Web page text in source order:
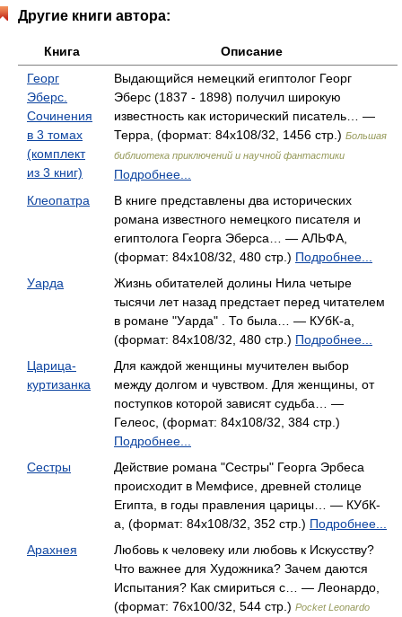
Другие книги автора:
Книга
Описание
Георг
Эберс.
Сочинения
в 3 томах
(комплект
из 3 книг)
Выдающийся немецкий египтолог Георг
Эберс (1837 - 1898) получил широкую
известность как исторический писатель… —
Терра, (формат: 84x108/32, 1456 стр.) Большая
библиотека приключений и научной фантастики
Подробнее...
Клеопатра
В книге представлены два исторических
романа известного немецкого писателя и
египтолога Георга Эберса… — АЛЬФА,
(формат: 84x108/32, 480 стр.) Подробнее...
Уарда
Жизнь обитателей долины Нила четыре
тысячи лет назад предстает перед читателем
в романе "Уарда" . То была… — КУбК-а,
(формат: 84x108/32, 480 стр.) Подробнее...
Царица-
куртизанка
Для каждой женщины мучителен выбор
между долгом и чувством. Для женщины, от
поступков которой зависят судьба… —
Гелеос, (формат: 84x108/32, 384 стр.)
Подробнее...
Сестры
Действие романа "Сестры" Георга Эрбеса
происходит в Мемфисе, древней столице
Египта, в годы правления царицы… — КУбК-
а, (формат: 84x108/32, 352 стр.) Подробнее...
Арахнея
Любовь к человеку или любовь к Искусству?
Что важнее для Художника? Зачем даются
Испытания? Как смириться с… — Леонардо,
(формат: 76x100/32, 544 стр.) Pocket Leonardo